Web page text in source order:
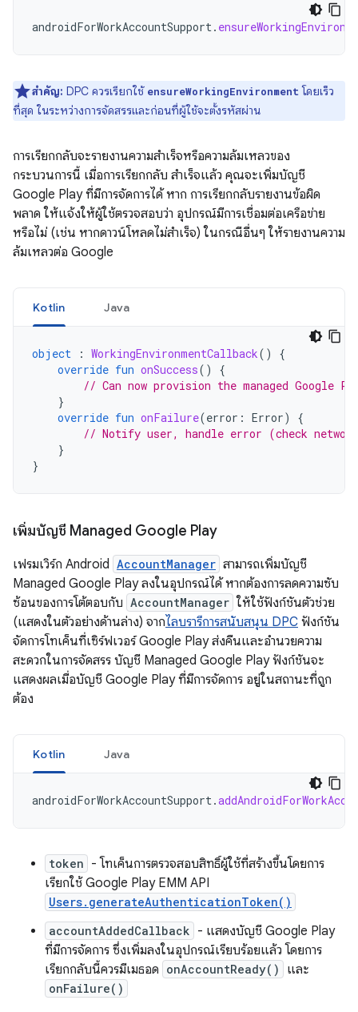
androidForWorkAccountSupport.
สำคัญ: DPC ควรเรียกใช้ ensureWorkingEnvironment โดยเร็ว
ที่สุด ในระหว่างการจัดสรรและก่อนที่ผู้ใช้จะตั้งรหัสผ่าน
การเรียกกลับจะรายงานความสำเร็จหรือความล้มเหลวของ
กระบวนการนี้ เมื่อการเรียกกลับ สำเร็จแล้ว คุณจะเพิ่มบัญชี
Google Play ที่มีการจัดการได้ หาก การเรียกกลับรายงานข้อผิด
พลาด ให้แจ้งให้ผู้ใช้ตรวจสอบว่า อุปกรณ์มีการเชื่อมต่อเครือข่าย
หรือไม่ (เช่น หากดาวน์โหลดไม่สำเร็จ) ในกรณีอื่นๆ ให้รายงานความ
ล้มเหลวต่อ Google
Kotlin Java
object : WorkingEnvironmentCallback()
{
override fun onSuccess()
{
// Can now provision the managed Google
}
override fun onFailure(error : Error)
{
// Notify user, handle error (check
}
}
เพิ่มบัญชี Managed Google Play
เฟรมเวิร์ก Android AccountManager สามารถเพิ่มบัญชี
Managed Google Play ลงในอุปกรณ์ได้ หากต้องการลดความซับ
ซ้อนของการโต้ตอบกับ AccountManager ให้ใช้ฟังก์ชันตัวช่วย
(แสดงในตัวอย่างด้านล่าง) จากไลบรารีการสนับสนุน DPC ฟังก์ชัน
จัดการโทเค็นที่เซิร์ฟเวอร์ Google Play ส่งคืนและอำนวยความ
สะดวกในการจัดสรร บัญชี Managed Google Play ฟังก์ชันจะ
แสดงผลเมื่อบัญชี Google Play ที่มีการจัดการ อยู่ในสถานะที่ถูก
ต้อง
Kotlin Java
androidForWorkAccountSupport.
token - โทเค็นการตรวจสอบสิทธิ์ผู้ใช้ที่สร้างขึ้นโดยการ
เรียกใช้ Google Play EMM API
Users.generateAuthenticationToken()
accountAddedCallback - แสดงบัญชี Google Play
ที่มีการจัดการ ซึ่งเพิ่มลงในอุปกรณ์เรียบร้อยแล้ว โดยการ
เรียกกลับนี้ควรมีเมธอด onAccountReady() และ
onFailure()